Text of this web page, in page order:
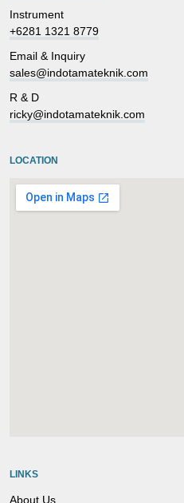
Instrument
+6281 1321 8779
Email & Inquiry
sales@indotamateknik.com
R & D
ricky@indotamateknik.com
LOCATION
LINKS
About Us